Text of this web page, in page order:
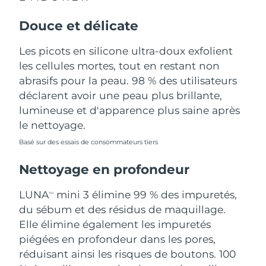
Douce et délicate
Les picots en silicone ultra-doux exfolient
les cellules mortes, tout en restant non
abrasifs pour la peau. 98 % des utilisateurs
déclarent avoir une peau plus brillante,
lumineuse et d'apparence plus saine après
le nettoyage.
Basé sur des essais de consommateurs tiers
Nettoyage en profondeur
LUNATM
mini 3 élimine 99 % des impuretés,
du sébum et des résidus de maquillage.
Elle élimine également les impuretés
piégées en profondeur dans les pores,
réduisant ainsi les risques de boutons. 100
Philippines
Pologne Livraison estimée8/10/26
Portugal Livraison estimée8/9/26
Porto Rico Livraison estimée8/11/26
La Réunion Livraison estimée
Roumanie Livraison estimée8/9/26
Russie Livraison estimée
Arabie saoudite Livraison estimée